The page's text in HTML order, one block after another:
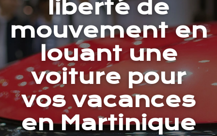
liberté de
mouvement en
louant une
voiture pour
vos vacances
en Martinique